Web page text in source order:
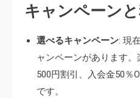
キャンペーン
選べるキャンペーン: 現
ャンペーンがあります
500円割引、入会金50％
です。